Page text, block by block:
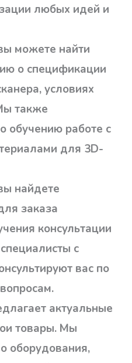
любых идей и
можете найти
о спецификации
условиях
также
обучению работе с
для 3D-
найдете
заказа
консультации
с
вас по
актуальные
товары. Мы
оборудования,